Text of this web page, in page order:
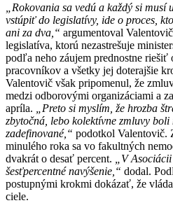
„Rokovania sa vedú a každý si
vstúpiť do legislatívy, ide o proces,
ani za dva,“ argumentoval
legislatíva, ktorú nezastrešuje
podľa neho záujem prednostne riešiť
pracovníkov a všetky jej doterajšie
Valentovič však pripomenul, že
medzi odborovými organizáciami a
apríla.
„Preto si myslím, že hrozba
zbytočná, lebo kolektívne zmluvy
zadefinované,“ podotkol Valentovič.
minulého roka sa vo fakultných
dvakrát o desať percent.
„V
šesťpercentné navýšenie,“ dodal.
postupnými krokmi dokázať, že
ciele.